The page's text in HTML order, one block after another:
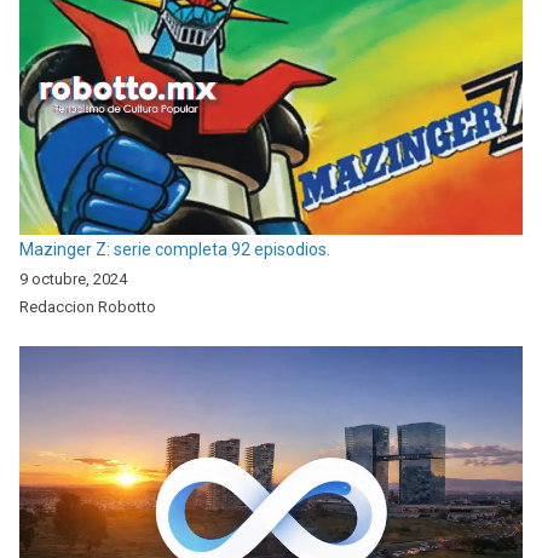
Mazinger Z: serie completa 92 episodios.
9 octubre, 2024
Redaccion Robotto